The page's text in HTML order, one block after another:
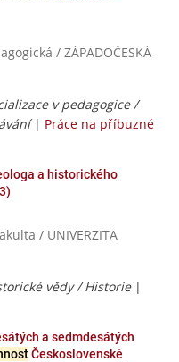
/ ZÁPADOČESKÁ
v pedagogice /
| Práce na příbuzné
a historického
/ UNIVERZITA
vědy / Historie|
a sedmdesátých
Československé